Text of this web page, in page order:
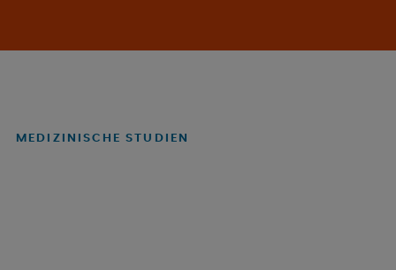
MEDIZINISCHE STUDIEN